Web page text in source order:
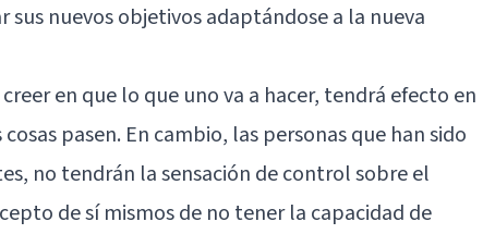
nuevos objetivos adaptándose a la nueva
en que lo que uno va a hacer, tendrá efecto en
pasen. En cambio, las personas que han sido
no tendrán la sensación de control sobre el
de sí mismos de no tener la capacidad de